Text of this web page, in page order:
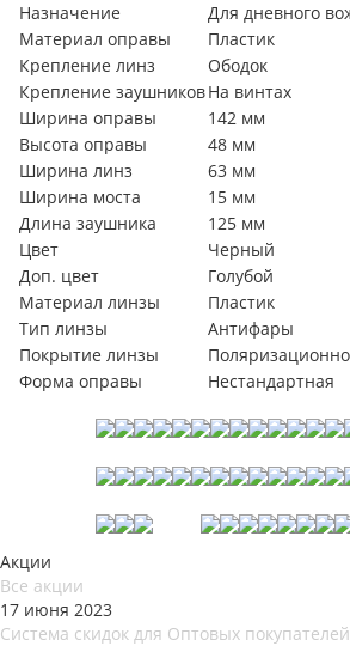
Назначение
Для дневного
Материал оправы
Пластик
Крепление линз
Ободок
Крепление заушниковНа винтах
Ширина оправы
142 мм
Высота оправы
48 мм
Ширина линз
63 мм
Ширина моста
15 мм
Длина заушника
125 мм
Цвет
Черный
Доп. цвет
Голубой
Материал линзы
Пластик
Тип линзы
Антифары
Покрытие линзы
Форма оправы
Нестандартная
Акции
Все акции
17 июня 2023
Система скидок для Оптовых покупателей